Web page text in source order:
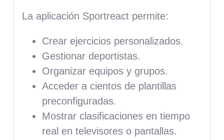
La aplicación Sportreact permite:
Crear ejercicios personalizados.
Gestionar deportistas.
Organizar equipos y grupos.
Acceder a cientos de plantillas
preconfiguradas.
Mostrar clasificaciones en tiempo
real en televisores o pantallas.